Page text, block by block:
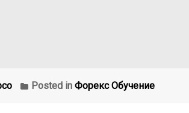
Posted in Форекс Обучение